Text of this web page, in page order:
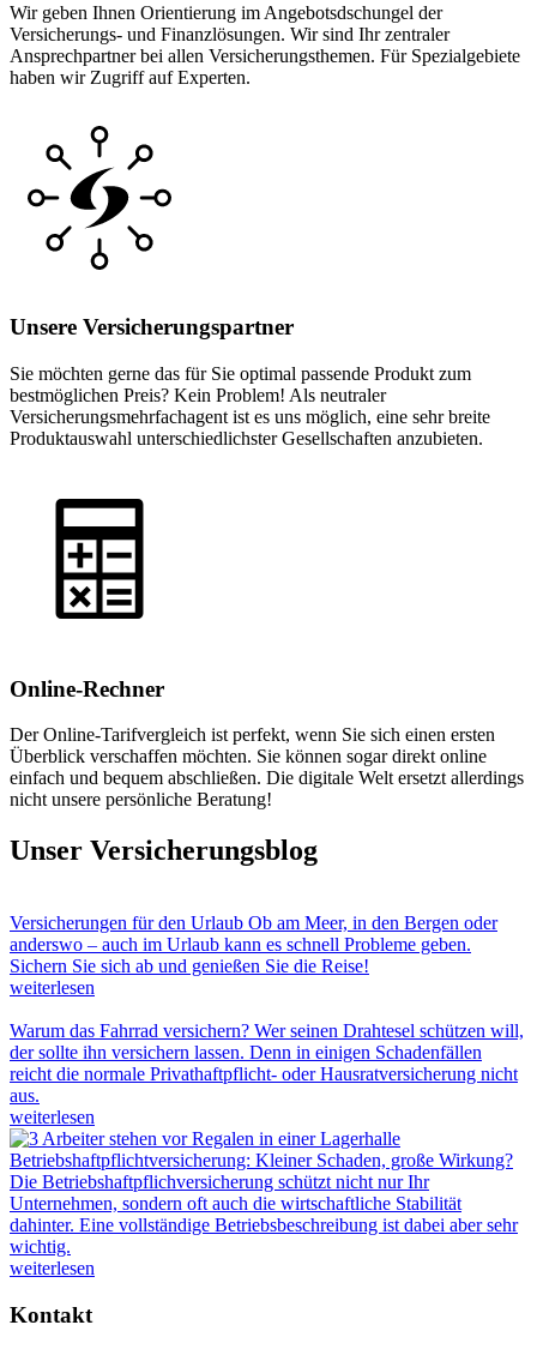
Wir geben Ihnen Orientierung im Angebotsdschungel der
Versicherungs- und Finanzlösungen. Wir sind Ihr zentraler
Ansprechpartner bei allen Versicherungsthemen. Für Spezialgebiete
haben wir Zugriff auf Experten.
Unsere Versicherungspartner
Sie möchten gerne das für Sie optimal passende Produkt zum
bestmöglichen Preis? Kein Problem! Als neutraler
Versicherungsmehrfachagent ist es uns möglich, eine sehr breite
Produktauswahl unterschiedlichster Gesellschaften anzubieten.
Online-Rechner
Der Online-Tarifvergleich ist perfekt, wenn Sie sich einen ersten
Überblick verschaffen möchten. Sie können sogar direkt online
einfach und bequem abschließen. Die digitale Welt ersetzt allerdings
nicht unsere persönliche Beratung!
Unser Versicherungsblog
Versicherungen für den Urlaub Ob am Meer, in den Bergen oder
anderswo – auch im Urlaub kann es schnell Probleme geben.
Sichern Sie sich ab und genießen Sie die Reise!
weiterlesen
Warum das Fahrrad versichern? Wer seinen Drahtesel schützen will,
der sollte ihn versichern lassen. Denn in einigen Schadenfällen
reicht die normale Privathaftpflicht- oder Hausratversicherung nicht
aus.
weiterlesen
Betriebshaftpflichtversicherung: Kleiner Schaden, große Wirkung?
Die Betriebshaftpflichversicherung schützt nicht nur Ihr
Unternehmen, sondern oft auch die wirtschaftliche Stabilität
dahinter. Eine vollständige Betriebsbeschreibung ist dabei aber sehr
wichtig.
weiterlesen
Kontakt